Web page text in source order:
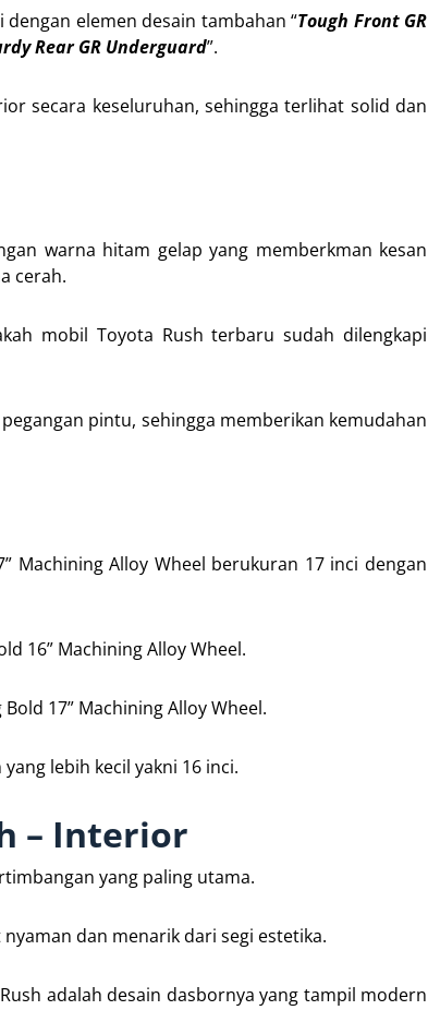
elemen desain tambahan “Tough Front GR
Rear GR Underguard”.
secara keseluruhan, sehingga terlihat solid dan
warna hitam gelap yang memberkman kesan
cerah.
mobil Toyota Rush terbaru sudah dilengkapi
pintu, sehingga memberikan kemudahan
Machining Alloy Wheel berukuran 17 inci dengan
16” Machining Alloy Wheel.
17” Machining Alloy Wheel.
lebih kecil yakni 16 inci.
– Interior
yang paling utama.
dan menarik dari segi estetika.
adalah desain dasbornya yang tampil modern